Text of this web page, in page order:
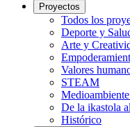
Proyectos
Todos los
Deporte y
Arte y
Valores
STEAM
De la ikastola
Histórico